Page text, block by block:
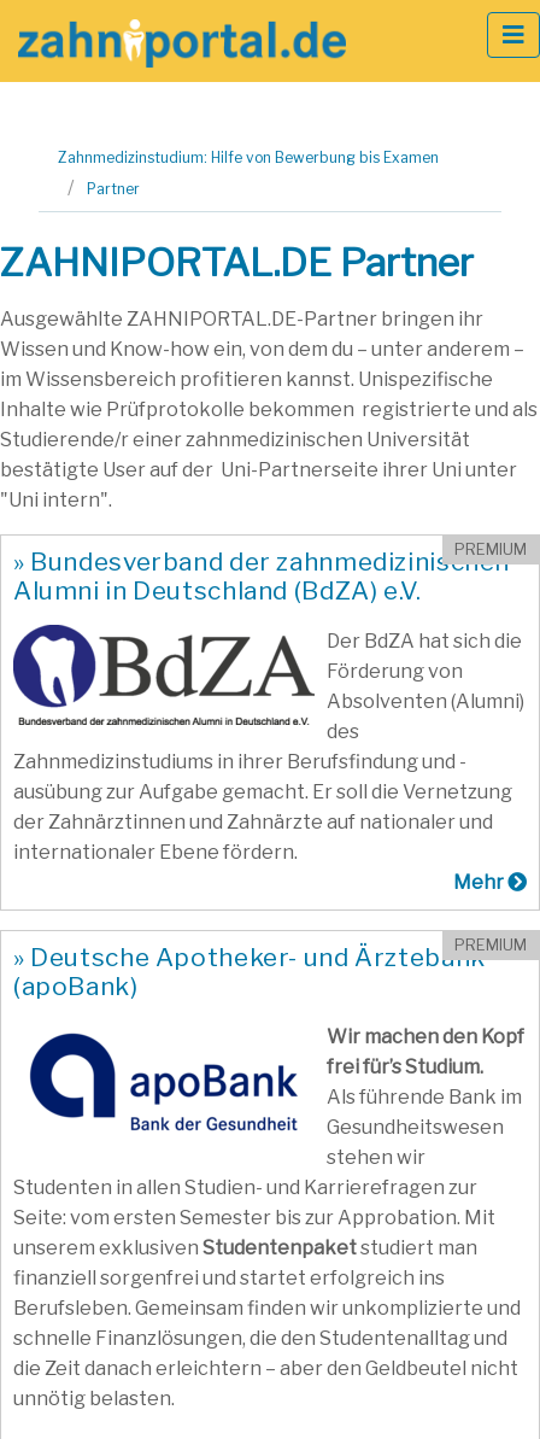
springen
Zahnmedizinstudium: Hilfe von Bewerbung bis Examen
Partner
ZAHNIPORTAL.DE Partner
Ausgewählte ZAHNIPORTAL.DE-Partner bringen ihr
Wissen und Know-how ein, von dem du – unter anderem –
im Wissensbereich profitieren kannst. Unispezifische
Inhalte wie Prüfprotokolle bekommen registrierte und als
Studierende/r einer zahnmedizinischen Universität
bestätigte User auf der Uni-Partnerseite ihrer Uni unter
"Uni intern".
PREMIUM
» Bundesverband der zahnmedizinischen
Alumni in Deutschland (BdZA) e.V.
Der BdZA hat sich die
Förderung von
Absolventen (Alumni)
des
Zahnmedizinstudiums in ihrer Berufsfindung und -
ausübung zur Aufgabe gemacht. Er soll die Vernetzung
der Zahnärztinnen und Zahnärzte auf nationaler und
internationaler Ebene fördern.
Mehr
PREMIUM
» Deutsche Apotheker- und Ärztebank
(apoBank)
Wir machen den Kopf
frei für’s Studium.
Als führende Bank im
Gesundheitswesen
stehen wir
Studenten in allen Studien- und Karrierefragen zur
Seite: vom ersten Semester bis zur Approbation. Mit
unserem exklusiven Studentenpaketstudiert man
finanziell sorgenfrei und startet erfolgreich ins
Berufsleben. Gemeinsam finden wir unkomplizierte und
schnelle Finanzlösungen, die den Studentenalltag und
die Zeit danach erleichtern – aber den Geldbeutel nicht
unnötig belasten.